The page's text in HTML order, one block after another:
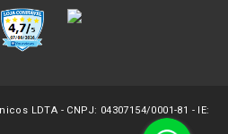
LDTA - CNPJ: 04307154/0001-81 - IE: